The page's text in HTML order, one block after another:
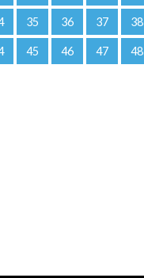
35 36 37 38
45 46 47 48